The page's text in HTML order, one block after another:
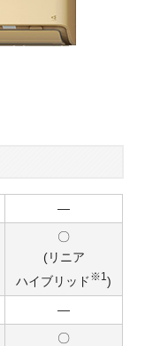
―
〇
(リニア
ハイブリ ッド ※1 )
―
〇